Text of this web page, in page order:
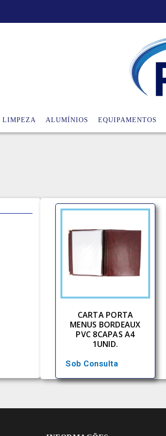
LIMPEZA ALUMÍNIOS EQUIPAMENTOS
CARTA PORTA
MENUS BORDEAUX
PVC 8CAPAS A4
1UNID.
Sob Consulta